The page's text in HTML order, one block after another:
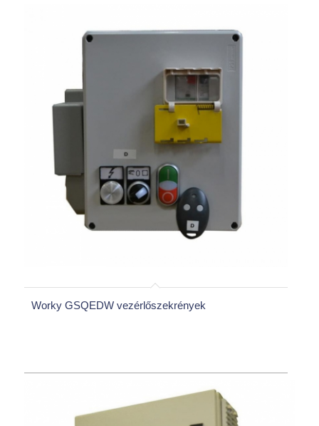
Worky GSQEDW vezérlőszekrények